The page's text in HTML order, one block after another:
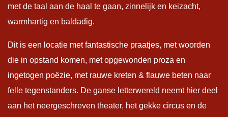
met de taal aan de haal te gaan, zinnelijk en keizacht,
warmhartig en baldadig.
Dit is een locatie met fantastische praatjes, met woorden
die in opstand komen, met opgewonden proza en
ingetogen poëzie, met rauwe kreten & flauwe beten naar
felle tegenstanders. De ganse letterwereld neemt hier deel
aan het neergeschreven theater, het gekke circus en de